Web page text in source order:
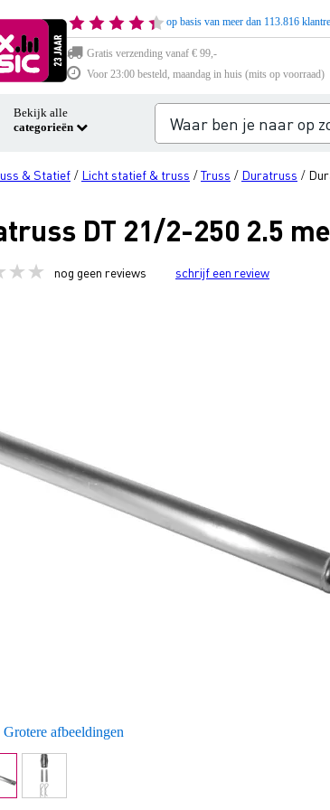
op basis van meer dan 113.816
Gratis verzending vanaf € 99,-
Voor 23:00 besteld, maandag in huis (mits op voorraad)
Bekijk alle
categorieën
& Statief / Licht statief & truss /Truss / Duratruss /
DT 21/2-250 2.5
nog geen reviews schrijf een review
Grotere afbeeldingen